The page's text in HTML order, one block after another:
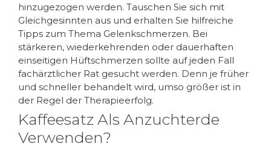
hinzugezogen werden. Tauschen Sie sich mit
Gleichgesinnten aus und erhalten Sie hilfreiche
Tipps zum Thema Gelenkschmerzen. Bei
stärkeren, wiederkehrenden oder dauerhaften
einseitigen Hüftschmerzen sollte auf jeden Fall
fachärztlicher Rat gesucht werden. Denn je früher
und schneller behandelt wird, umso größer ist in
der Regel der Therapieerfolg.
Kaffeesatz Als Anzuchterde
Verwenden?